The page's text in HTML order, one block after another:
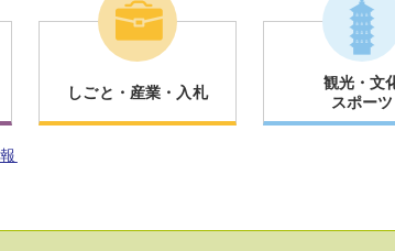
しごと・産業・入札
観光・文
スポーツ